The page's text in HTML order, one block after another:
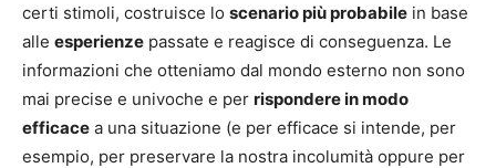
certi stimoli, costruisce lo scenario più probabile in base
alle esperienze passate e reagisce di conseguenza. Le
informazioni che otteniamo dal mondo esterno non sono
mai precise e univoche e per rispondere in modo
efficace a una situazione (e per efficace si intende, per
esempio, per preservare la nostra incolumità oppure per